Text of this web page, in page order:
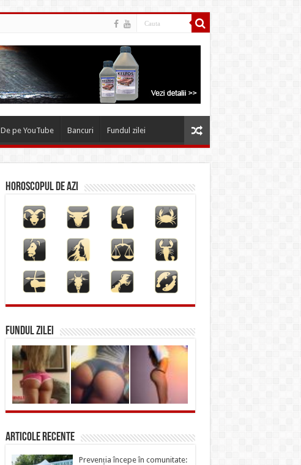
De pe YouTube Bancuri Fundul zilei
Horoscopul de azi
FUNDUL ZILEI
Articole recente
Prevenția începe în comunitate: